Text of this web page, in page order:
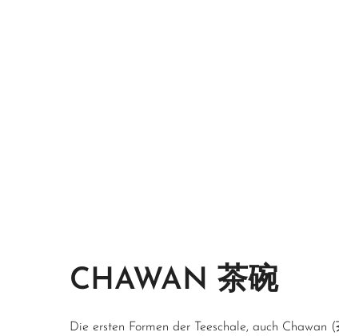
CHAWAN 茶碗
Die ersten Formen der Teeschale, auch